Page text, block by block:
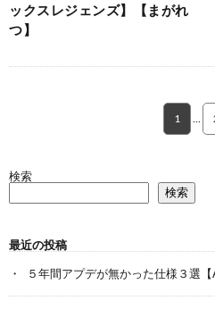
ックスレジェンズ】【まがれ
つ】
1
検索
検索
最近の投稿
５年間アプデが無かった仕様３選